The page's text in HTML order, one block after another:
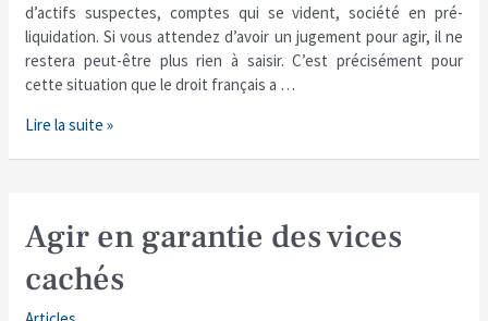
d’actifs suspectes, comptes qui se vident, société en pré-
liquidation. Si vous attendez d’avoir un jugement pour agir, il ne
restera peut-être plus rien à saisir. C’est précisément pour
cette situation que le droit français a …
Lire la suite »
Agir en garantie des vices
cachés
Agir
en
garantie
des